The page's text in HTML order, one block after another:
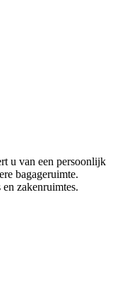
u van een persoonlijk
bagageruimte.
zakenruimtes.